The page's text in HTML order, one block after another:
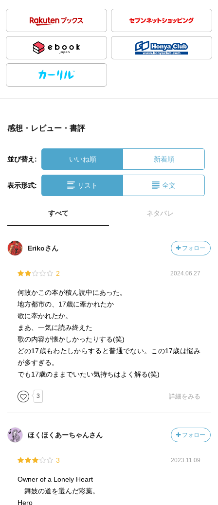
感想・レビュー・書評
並び替え: いいね順 新着順
表示形式: リスト 全文
すべて ネタバレ
Erikoさん フォロー
2 2024.06.27
何故かこの本が積ん読中にあった。
地方都市の、17歳に牽かれたか
歌に牽かれたか。
まあ、一気に読み終えた
歌の内容が懐かしかったりする(笑)
どの17歳もわたしからすると普通でない。この17歳は悩み
が多すぎる。
でも17歳のままでいたい気持ちはよく解る(笑)
3 詳細をみる
ほくほくあーちゃんさん フォロー
3 2023.11.09
Owner of a Lonely Heart
舞妓の道を選んだ彩葉。
Hero